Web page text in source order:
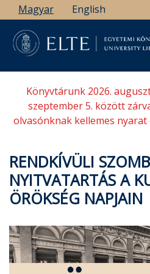
Ugrás
a
tartalomra
Magyar English
Könyvtárunk 2026.
szeptember 5. között
olvasónknak kellemes
RENDKÍVÜLI
NYITVATARTÁS A
ÖRÖKSÉG NAPJAIN